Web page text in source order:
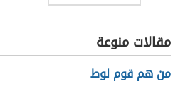
آسيا
مقالات منوعة
من هم قوم لوط